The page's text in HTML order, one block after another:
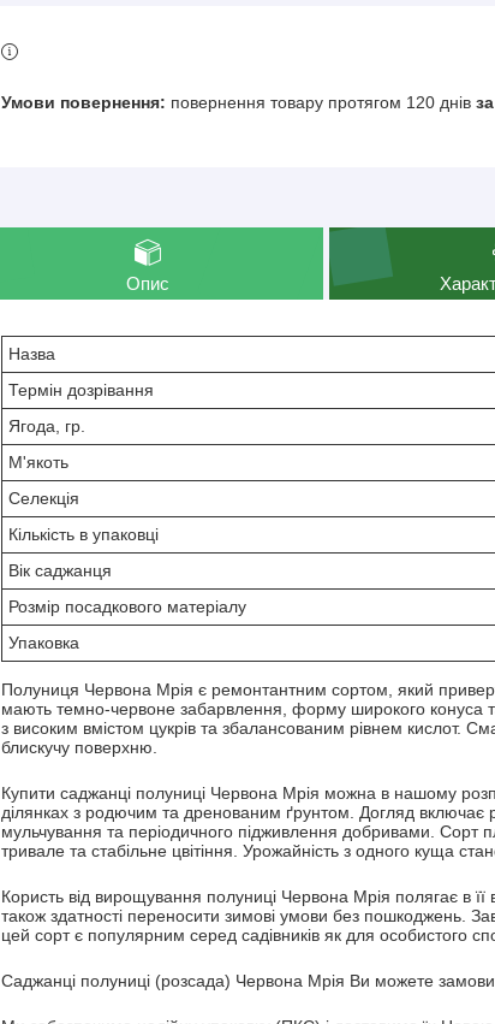
повернення товару протягом 120 днів
Опис
Назва
Термін дозрівання
Ягода, гр.
М'якоть
Селекція
Кількість в упаковці
Вік саджанця
Розмір посадкового матеріалу
Упаковка
Полуниця Червона Мрія є ремонтантним сортом, який
мають темно-червоне забарвлення, форму широкого конуса
з високим вмістом цукрів та збалансованим рівнем кислот.
блискучу поверхню.
Купити саджанці полуниці Червона Мрія можна в нашому
ділянках з родючим та дренованим ґрунтом. Догляд включає
мульчування та періодичного підживлення добривами. Сорт
тривале та стабільне цвітіння. Урожайність з одного куща
Користь від вирощування полуниці Червона Мрія полягає в її
також здатності переносити зимові умови без пошкоджень.
цей сорт є популярним серед садівників як для особистого
Саджанці полуниці (розсада) Червона Мрія Ви можете